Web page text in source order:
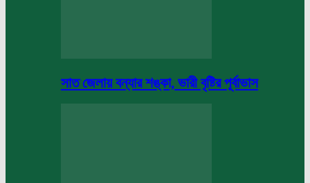
সাত জেলায় বন্যার শঙ্কা, ভারী বৃষ্টির পূর্বাভাস